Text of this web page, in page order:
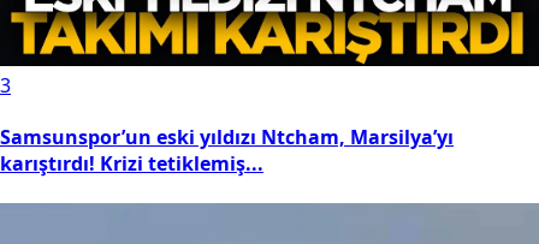
3
Samsunspor’un eski yıldızı Ntcham, Marsilya’yı
karıştırdı! Krizi tetiklemiş...